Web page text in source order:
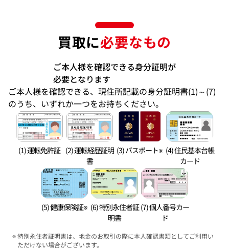
買取に必要なもの
ご本人様を確認できる身分証明が
必要となります
ご本人様を確認できる、現住所記載の身分証明書(1)～(7)
のうち、いずれか一つをお持ちください。
(1) 運転免許証 (2) 運転経歴証明
書
(3) パスポート※ (4) 住民基本台帳
カード
(5) 健康保険証※ (6) 特別永住者証
明書
(7) 個人番号カー
ド
特別永住者証明書は、地金のお取引の際に本人確認書類としてご利用い
ただけない場合がございます。